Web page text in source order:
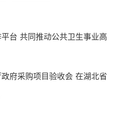
台 共同推动公共卫生事业高
府采购项目验收会 在湖北省